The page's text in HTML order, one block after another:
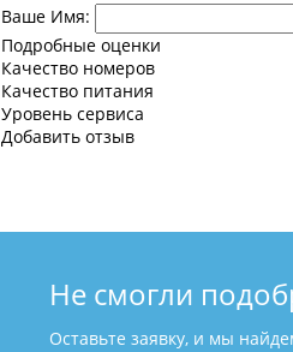
Ваше Имя:
Подробные оценки
Качество номеров
Качество питания
Уровень сервиса
Добавить отзыв
Не смогли
Оставьте заявку, и мы